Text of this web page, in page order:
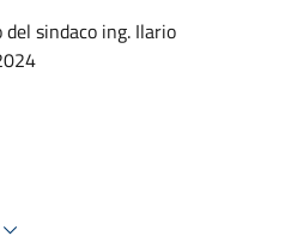
sindaco ing. Ilario